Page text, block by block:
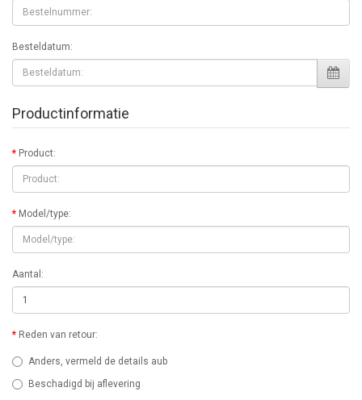
Besteldatum:
Productinformatie
Product:
Model/type:
Aantal:
Reden van retour:
Anders, vermeld de details aub
Beschadigd bij aflevering